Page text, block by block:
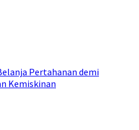
Pertahanan demi
Kemiskinan